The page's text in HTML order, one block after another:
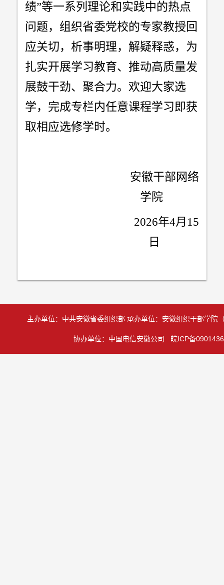
绩”等一系列理论和实践中的热点
问题，组织省委党校的专家教授回
应关切，析事明理，解疑释惑，为
扎实开展学习教育、推动高质量发
展鼓干劲、聚合力。欢迎大家选
学，完成专栏内任意课程学习即获
取相应选修学时。
安徽干部网络
学院
2026年4月 15
日
主办单位：中共安徽省委组织部 承办单位：安徽组织干部学院
协办单位：中国电信安徽公司 皖ICP备